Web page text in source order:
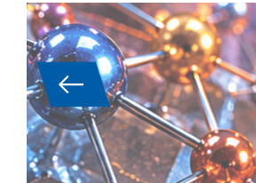
고엔트로피 합금
및 열물리학적 특성
고엔트로피 합금(HEA)은 이제
터빈 및 원자로 건설 분야의 고
를 위한 핵심 재료 등급으로 간